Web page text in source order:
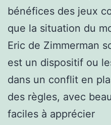
bénéfices des jeux
que la situation du
Eric de Zimmerman
est un dispositif ou
dans un conflit en
des règles, avec
faciles à apprécier